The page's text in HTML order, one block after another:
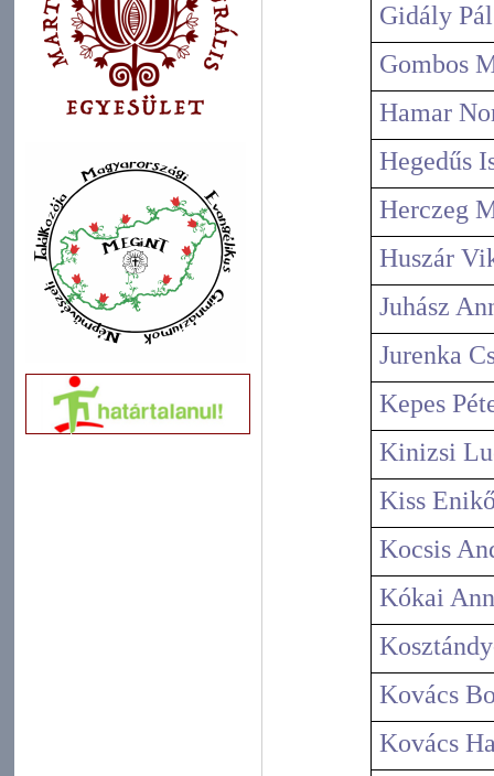
Gidály Pál
Gombos
Hamar
Hegedűs
Herczeg
Huszár
Juhász
Jurenka
Kepes
Kinizsi
Kiss
Kocsis
Kókai
Kovács
Kovács